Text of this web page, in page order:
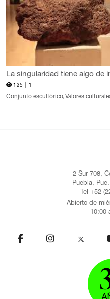
La singularidad tiene algo de
125 | 1
Conjunto escultórico Valores
2 Sur 708,
Puebla,
Tel +52
Abierto de
10:00